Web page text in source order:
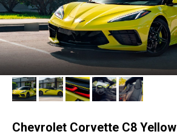
Chevrolet Corvette C8 Yellow